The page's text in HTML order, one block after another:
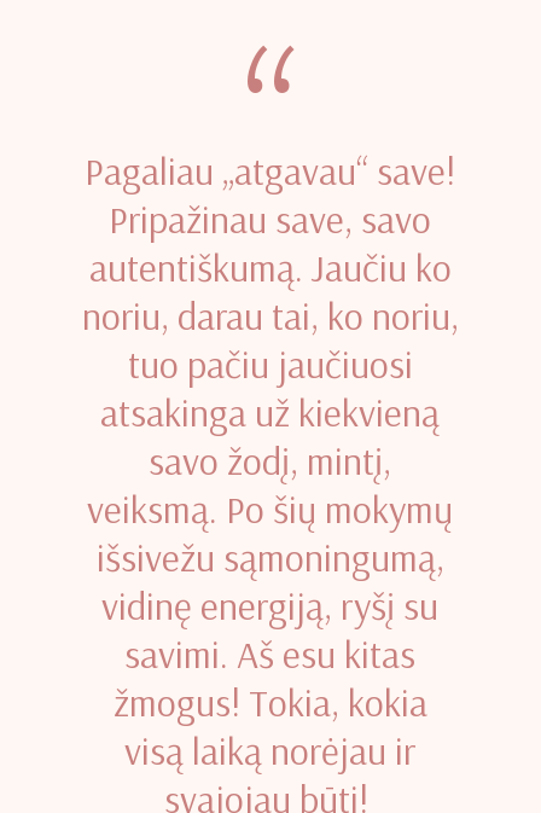
“
Pagaliau „atgavau“ save!
Pripažinau save, savo
autentiškumą. Jaučiu ko
noriu, darau tai, ko noriu,
tuo pačiu jaučiuosi
atsakinga už kiekvieną
savo žodį, mintį,
veiksmą. Po šių mokymų
išsivežu sąmoningumą,
vidinę energiją, ryšį su
savimi. Aš esu kitas
žmogus! Tokia, kokia
visą laiką norėjau ir
svajojau būti!